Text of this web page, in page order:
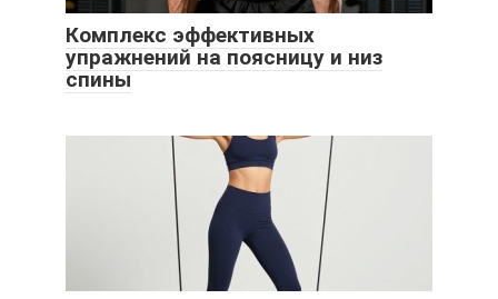
Комплекс эффективных
упражнений на поясницу и низ
спины